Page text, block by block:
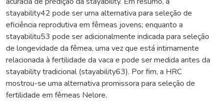
stayability42 pode ser uma alternativa para seleção de
eficiência reprodutiva em fêmeas jovens; enquanto a
stayabilitu53 pode ser adicionalmente indicada para seleção
de longevidade da fêmea, uma vez que está intimamente
relacionada à fertilidade da vaca e pode ser medida antes da
stayability tradicional (stayability63). Por fim, a HRC
mostrou-se uma alternativa promissora para seleção de
fertilidade em fêmeas Nelore.